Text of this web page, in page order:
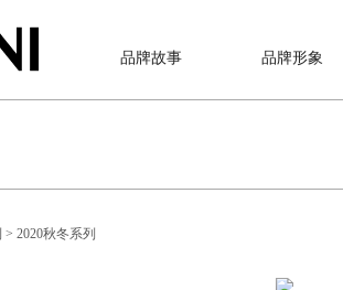
品牌故事 品牌形象
> 2020秋冬系列